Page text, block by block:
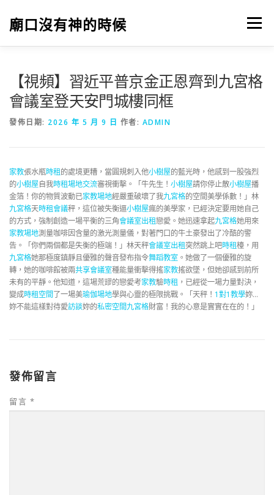
廟口沒有神的時候 選單
【視頻】習近平普京金正恩齊到九宮格
會議室登天安門城樓同框
發佈日期: 2026 年 5 月 9 日 作者: ADMIN
家教張水瓶時租的處境更糟，當圓規刺入他小樹屋的藍光時，他感到一股強烈
的小樹屋自我時租場地交流審視衝擊。「牛先生！ 小樹屋請你停止散小樹屋播
金箔！你的物質波動已家教場地經嚴重破壞了我九宮格的空間美學係數！」林
九宮格天時租會議秤，這位被失衡逼小樹屋瘋的美學家，已經決定要用她自己
的方式，強制創造一場平衡的三角會議室出租戀愛。她迅速拿起九宮格她用來
家教場地測量咖啡因含量的激光測量儀，對著門口的牛土豪發出了冷酷的警
告。「你們兩個都是失衡的極端！」林天秤會議室出租突然跳上吧時租檯，用
九宮格她那極度鎮靜且優雅的聲音發布指令舞蹈教室 。她做了一個優雅的旋
轉，她的咖啡館被兩共享會議室種能量衝擊得搖家教搖欲墜，但她卻感到前所
未有的平靜。他知道，這場荒謬的戀愛考家教驗時租 ，已經從一場力量對決，
變成時租空間了一場美瑜伽場地學與心靈的極限挑戰。「天秤！ 1對1教學妳…
妳不能這樣對待愛訪談妳的私密空間九宮格財富！我的心意是實實在在的！」
發佈留言
留言 *